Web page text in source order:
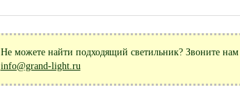
Не можете найти подходящий светильник? Звоните
info@grand-light.ru